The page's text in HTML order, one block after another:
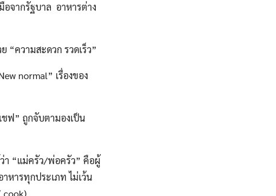
จากรัฐบาล อาหารต่าง
ความสะดวก รวดเร็ว”
normal” เรื่องของ
ฟ” ถูกจับตามองเป็น
า “แม่ครัว/พ่อครัว” คือผู้
หารทุกประเภท ไม่เว้น
cook)